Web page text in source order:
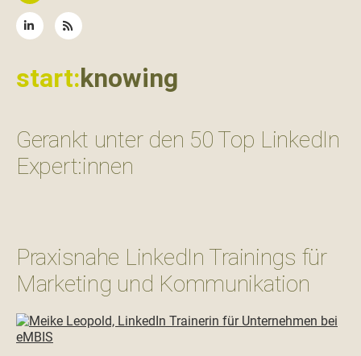
start:knowing
Gerankt unter den 50 Top LinkedIn
Expert:innen
Praxisnahe LinkedIn Trainings für
Marketing und Kommunikation